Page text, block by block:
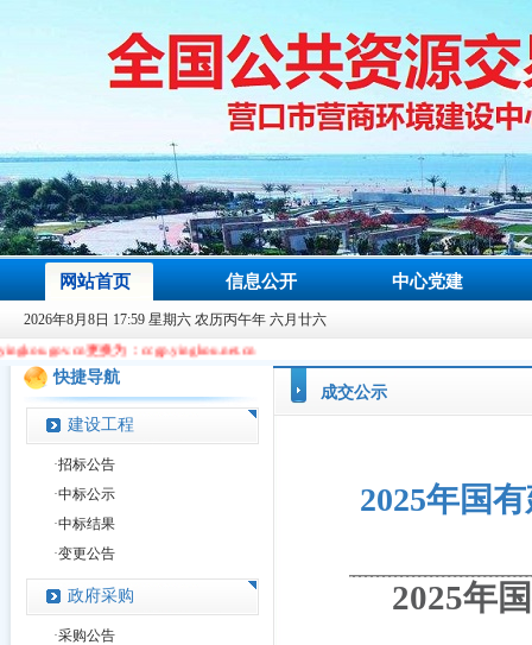
网站首页 信息公开 中心党建
2026年8月8日 17:59 星期六 农历丙午年 六月廿六
更换为：ccgp.yingkou.net.cn
快捷导航
建设工程
·招标公告
·中标公示
·中标结果
·变更公告
政府采购
·采购公告
成交公示
2025年国
2025年